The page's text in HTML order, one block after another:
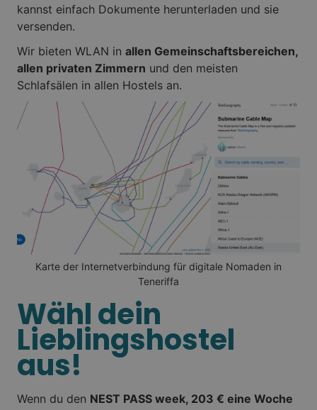
kannst einfach Dokumente herunterladen und sie
versenden.
Wir bieten WLAN in allen Gemeinschaftsbereichen,
allen privaten Zimmern und den meisten
Schlafsälen in allen Hostels an.
Karte der Internetverbindung für digitale Nomaden in
Teneriffa
Wähl dein
Lieblingshostel
aus!
Wenn du den NEST PASS week, 203 € eine Woche